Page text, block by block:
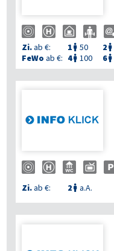
Zi.ab €: 1  50 2 
FeWo ab €: 4 100 6
Zi.ab €: 2  a.A.